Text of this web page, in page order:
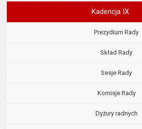
Menu
Kadencja IX
Prezydium Rady
Skład Rady
Sesje Rady
Komisje Rady
Dyżury radnych